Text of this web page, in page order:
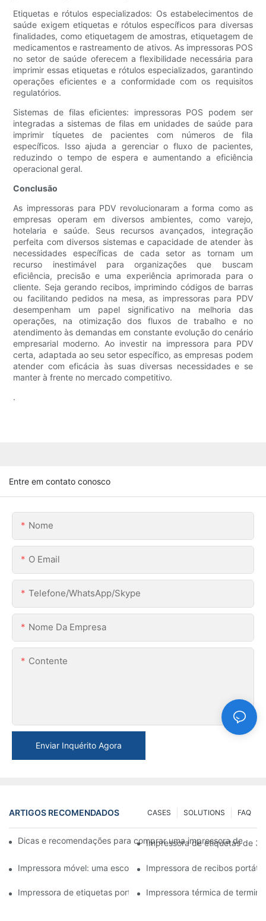
Etiquetas e rótulos especializados: Os estabelecimentos de
saúde exigem etiquetas e rótulos específicos para diversas
finalidades, como etiquetagem de amostras, etiquetagem de
medicamentos e rastreamento de ativos. As impressoras POS
no setor de saúde oferecem a flexibilidade necessária para
imprimir essas etiquetas e rótulos especializados, garantindo
operações eficientes e a conformidade com os requisitos
regulatórios.
Sistemas de filas eficientes: impressoras POS podem ser
integradas a sistemas de filas em unidades de saúde para
imprimir tíquetes de pacientes com números de fila
específicos. Isso ajuda a gerenciar o fluxo de pacientes,
reduzindo o tempo de espera e aumentando a eficiência
operacional geral.
Conclusão
As impressoras para PDV revolucionaram a forma como as
empresas operam em diversos ambientes, como varejo,
hotelaria e saúde. Seus recursos avançados, integração
perfeita com diversos sistemas e capacidade de atender às
necessidades específicas de cada setor as tornam um
recurso inestimável para organizações que buscam
eficiência, precisão e uma experiência aprimorada para o
cliente. Seja gerando recibos, imprimindo códigos de barras
ou facilitando pedidos na mesa, as impressoras para PDV
desempenham um papel significativo na melhoria das
operações, na otimização dos fluxos de trabalho e no
atendimento às demandas em constante evolução do cenário
empresarial moderno. Ao investir na impressora para PDV
certa, adaptada ao seu setor específico, as empresas podem
atender com eficácia às suas diversas necessidades e se
manter à frente no mercado competitivo.
.
Entre em contato conosco
Nome
O Email
Telefone/WhatsApp/Skype
Nome Da Empresa
Contente
Enviar Inquérito Agora
ARTIGOS RECOMENDADOS FAQ
SOLUTIONS
CASES
Dicas e recomendações para comprar uma impressora de
Impressora de etiquetas de 3
Impressora móvel: uma escolha conveniente para imprimir a
Impressora de recibos
Impressora de etiquetas portátil: crie etiquetas personalizadas
Impressora térmica de